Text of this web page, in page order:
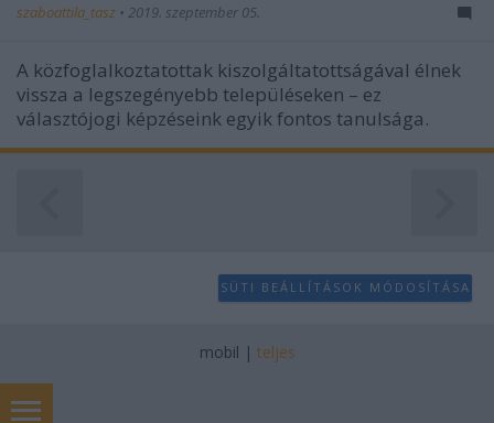
szaboattila_tasz • 2019. szeptember 05.
A közfoglalkoztatottak kiszolgáltatottságával élnek
vissza a legszegényebb településeken – ez
választójogi képzéseink egyik fontos tanulsága.
SÜTI BEÁLLÍTÁSOK MÓDOSÍTÁSA
mobil | teljes